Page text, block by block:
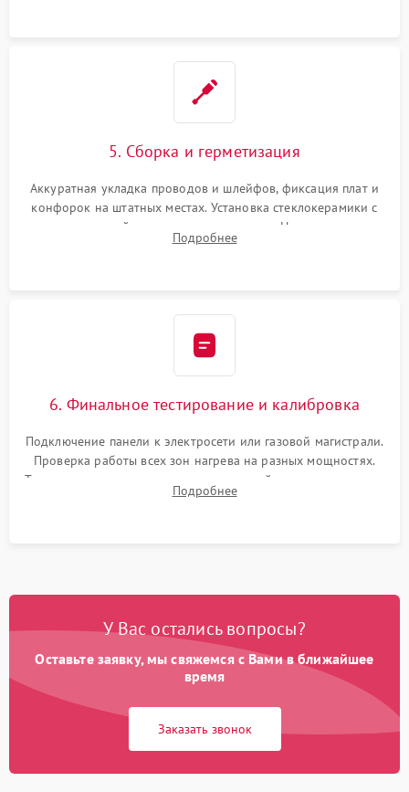
5. Сборка и герметизация
Аккуратная укладка проводов и шлейфов, фиксация плат и
конфорок на штатных местах. Установка стеклокерамики с
проверкой равномерности зазоров. Нанесение
термостойкого герметика или укладка уплотнительной
Подробнее
6. Финальное тестирование и калибровка
Подключение панели к электросети или газовой магистрали.
Проверка работы всех зон нагрева на разных мощностях.
Тестирование сенсорного управления, таймера, индикаторов
остаточного тепла и систем защиты от перегрева.
Подробнее
У Вас остались вопросы?
Оставьте заявку, мы свяжемся с Вами в ближайшее
время
Заказать звонок